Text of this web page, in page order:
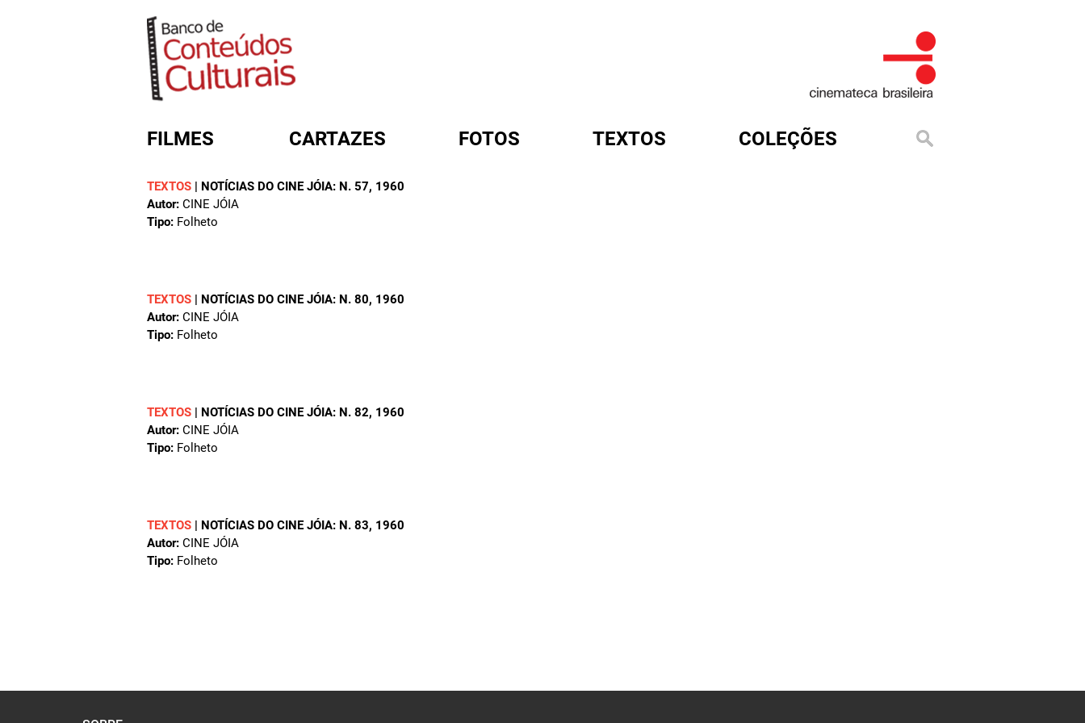
FILMES CARTAZES FOTOS TEXTOS COLEÇÕES
TEXTOS | NOTÍCIAS DO CINE JÓIA: N. 57, 1960
Autor: CINE JÓIA
Tipo: Folheto
TEXTOS | NOTÍCIAS DO CINE JÓIA: N. 80, 1960
Autor: CINE JÓIA
Tipo: Folheto
TEXTOS | NOTÍCIAS DO CINE JÓIA: N. 82, 1960
Autor: CINE JÓIA
Tipo: Folheto
TEXTOS | NOTÍCIAS DO CINE JÓIA: N. 83, 1960
Autor: CINE JÓIA
Tipo: Folheto
FORMULÁRIO DE BUSCA